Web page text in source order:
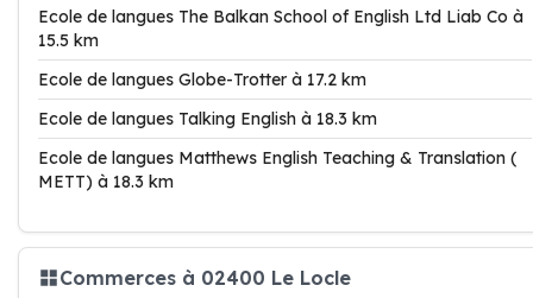
Ecole de langues The Balkan School of English Ltd Liab Co à
15.5 km
Ecole de langues Globe-Trotter à 17.2 km
Ecole de langues Talking English à 18.3 km
Ecole de langues Matthews English Teaching & Translation (
METT) à 18.3 km
Commerces à 02400 Le Locle